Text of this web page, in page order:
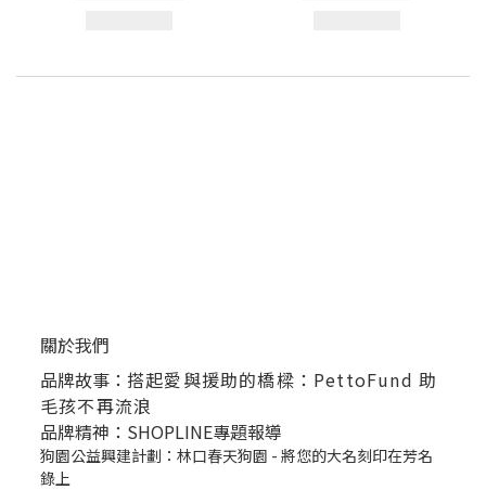
關於我們
品牌故事： 搭起愛與援助的橋樑：PettoFund 助
毛孩不再流浪
品牌精神：SHOPLINE專題報導
狗園公益興建計劃：林口春天狗園 - 將您的大名刻印在芳名
錄上